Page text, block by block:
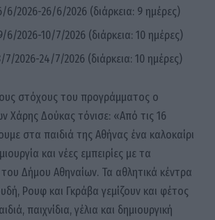
6/2026-26/6/2026 (διάρκεια: 9 ημέρες)
6/2026-10/7/2026 (διάρκεια: 10 ημέρες)
7/2026-24/7/2026 (διάρκεια: 10 ημέρες)
στόχους του προγράμματος ο
Χάρης Δούκας τόνισε: «Από τις 16
στα παιδιά της Αθήνας ένα καλοκαίρι
και νέες εμπειρίες με τα
Δήμου Αθηναίων. Τα αθλητικά κέντρα
Ρουφ και Γκράβα γεμίζουν και φέτος
παιχνίδια, γέλια και δημιουργική